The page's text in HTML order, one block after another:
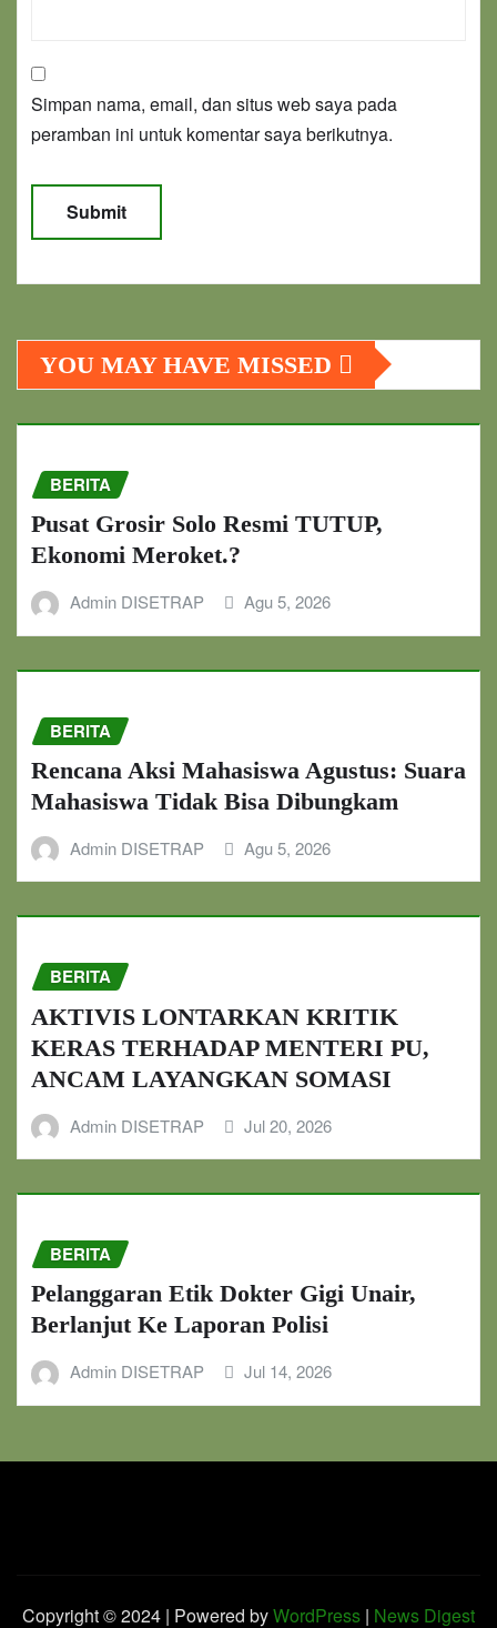
Simpan nama, email, dan situs web saya pada
peramban ini untuk komentar saya berikutnya.
YOU MAY HAVE MISSED
BERITA
Pusat Grosir Solo Resmi TUTUP,
Ekonomi Meroket.?
Admin DISETRAP Agu 5, 2026
BERITA
Rencana Aksi Mahasiswa Agustus: Suara
Mahasiswa Tidak Bisa Dibungkam
Admin DISETRAP Agu 5, 2026
BERITA
AKTIVIS LONTARKAN KRITIK
KERAS TERHADAP MENTERI PU,
ANCAM LAYANGKAN SOMASI
Admin DISETRAP Jul 20, 2026
BERITA
Pelanggaran Etik Dokter Gigi Unair,
Berlanjut Ke Laporan Polisi
Admin DISETRAP Jul 14, 2026
Copyright © 2024 | Powered byWordPress | News Digest